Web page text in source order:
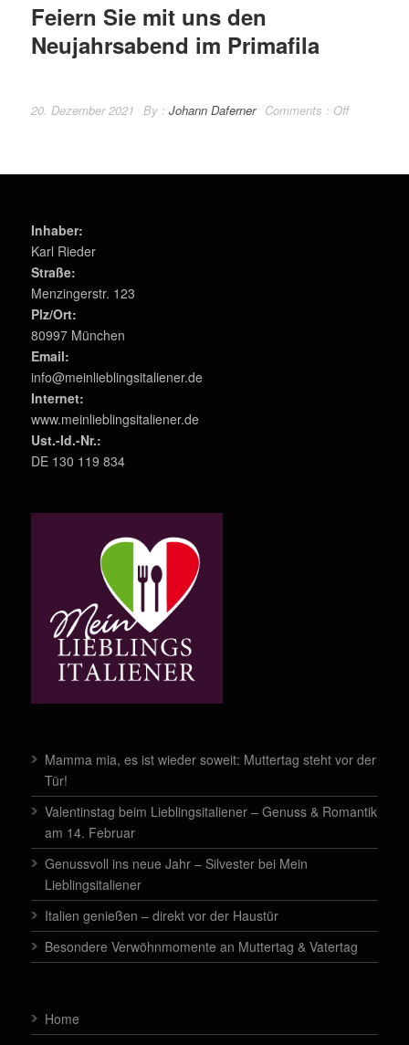
Feiern Sie mit uns den
Neujahrsabend im Primafila
20. Dezember 2021 By : Johann Daferner Comments : Off
Inhaber:
Karl Rieder
Straße:
Menzingerstr. 123
Plz/Ort:
80997 München
Email:
info@meinlieblingsitaliener.de
Internet:
www.meinlieblingsitaliener.de
Ust.-Id.-Nr.:
DE 130 119 834
Mamma mia, es ist wieder soweit: Muttertag steht vor der
Tür!
Valentinstag beim Lieblingsitaliener – Genuss & Romantik
am 14. Februar
Genussvoll ins neue Jahr – Silvester bei Mein
Lieblingsitaliener
Italien genießen – direkt vor der Haustür
Besondere Verwöhnmomente an Muttertag & Vatertag
Home